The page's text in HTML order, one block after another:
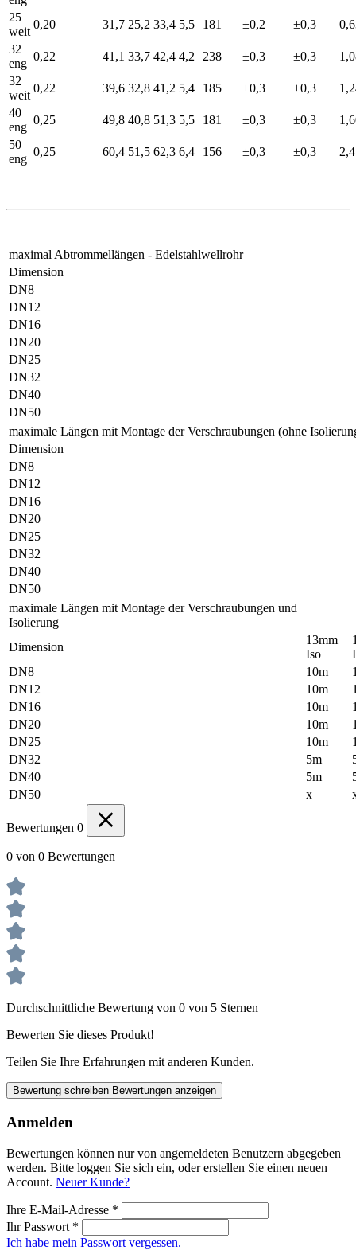
25
weit
0,20 31,7 25,2 33,4 5,5 181 ±0,2 ±0,3
32
eng
0,22 41,1 33,7 42,4 4,2 238 ±0,3 ±0,3
32
weit
0,22 39,6 32,8 41,2 5,4 185 ±0,3 ±0,3
40
eng
0,25 49,8 40,8 51,3 5,5 181 ±0,3 ±0,3
50
eng
0,25 60,4 51,5 62,3 6,4 156 ±0,3 ±0,3
maximal Abtrommellängen - Edelstahlwellrohr
Dimension
DN8
DN12
DN16
DN20
DN25
DN32
DN40
DN50
maximale Längen mit Montage der Verschraubungen (ohne
Dimension
DN8
DN12
DN16
DN20
DN25
DN32
DN40
DN50
maximale Längen mit Montage der Verschraubungen und
Isolierung
Dimension
13mm
Iso
DN8
10m
DN12
10m
DN16
10m
DN20
10m
DN25
10m
DN32
5m
DN40
5m
DN50
x
Bewertungen 0
0 von 0 Bewertungen
Durchschnittliche Bewertung von 0 von 5 Sternen
Bewerten Sie dieses Produkt!
Teilen Sie Ihre Erfahrungen mit anderen Kunden.
Bewertung schreiben Bewertungen anzeigen
Anmelden
Bewertungen können nur von angemeldeten Benutzern abgegeben
werden. Bitte loggen Sie sich ein, oder erstellen Sie einen neuen
Account. Neuer Kunde?
Ihre E-Mail-Adresse *
Ihr Passwort *
Ich habe mein Passwort vergessen.